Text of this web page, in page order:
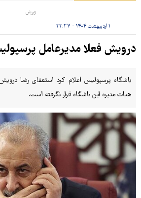
ورزش
۱ اردیبهشت ۱۴۰۴ - ۲۲:۳۷
درویش فعلا مدیرعامل
باشگاه پرسپولیس اعلام کرد استعفای رضا
هیات مدیره این باشگاه قرار نگرفته است.